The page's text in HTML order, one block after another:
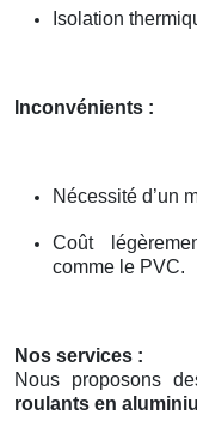
Isolation
Inconvénients :
Nécessité d’un
Coût
comme le PVC.
Nos services :
Nous proposons
roulants en